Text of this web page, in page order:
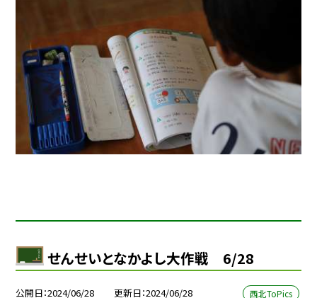
せんせいとなかよし大作戦 6/28
公開日 2024/06/28 更新日 2024/06/28 西北ToPics